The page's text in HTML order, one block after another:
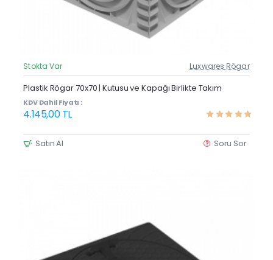
Güncel Fiyat
Stokta Var Luxwares Rögar
Plastik Rögar 70x70 | Kutusu ve Kapağı Birlikte Takım
KDV Dahil Fiyatı :
4.145,00 TL
Satın Al Soru Sor